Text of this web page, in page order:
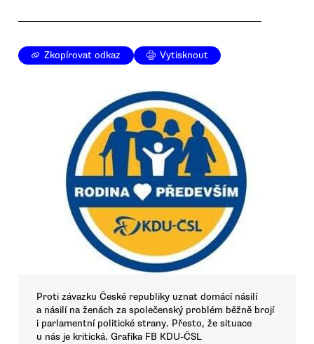
Zkopírovat odkaz Vytisknout
Proti závazku České republiky uznat domácí násilí
a násilí na ženách za společenský problém běžně brojí
i parlamentní politické strany. Přesto, že situace
u nás je kritická. Grafika FB KDU-ČSL